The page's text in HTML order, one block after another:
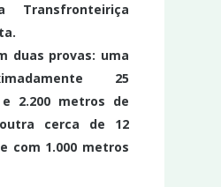
Transfronteiriça
duas provas: uma
25
2.200 metros de
cerca de 12
com 1.000 metros